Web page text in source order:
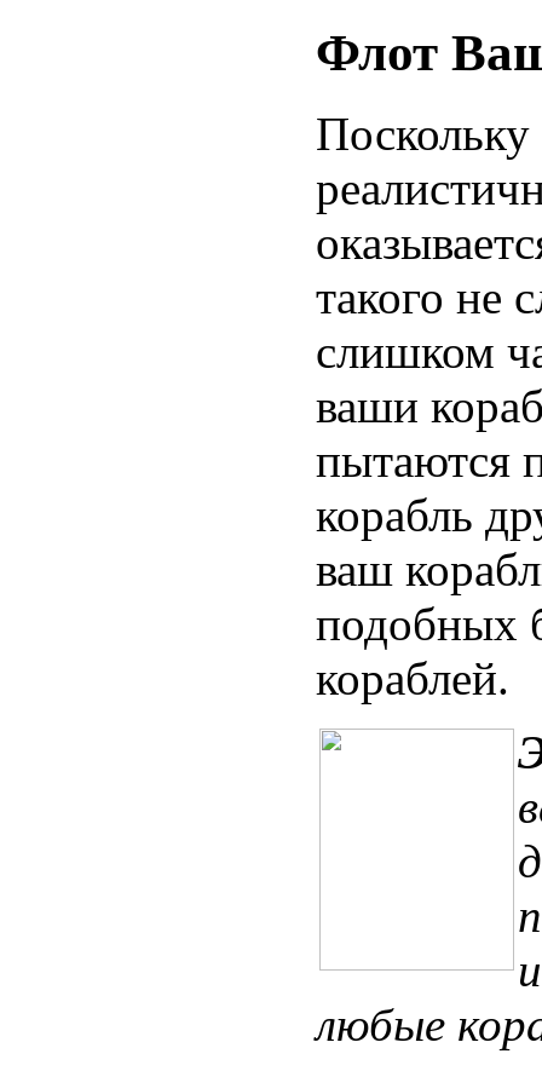
Флот
Поскольку
такого не
слишком
ваши
пытаются
корабль
ваш
подобных
кораблей.
любые